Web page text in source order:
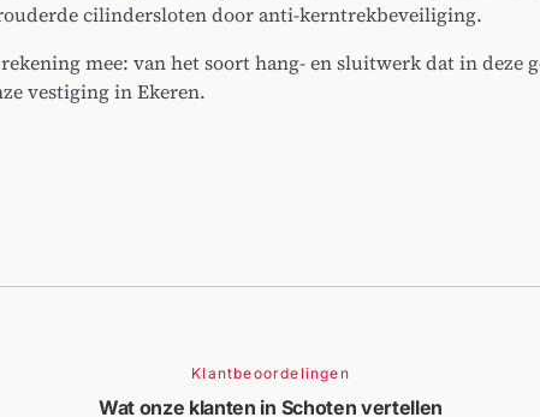
cilindersloten door anti-kerntrekbeveiliging.
mee: van het soort hang- en sluitwerk dat in deze
vestiging in Ekeren.
Klantbeoordelingen
Wat onze klanten in Schoten vertellen